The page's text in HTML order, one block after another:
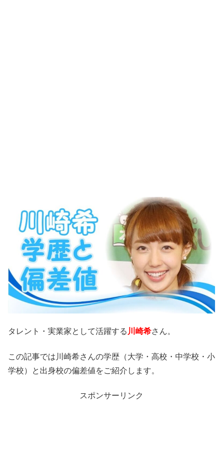
タレント・実業家として活躍する 川崎希さん。
この記事では川崎希さんの学歴（大学・高校・中学校・小
学校）と出身校の偏差値をご紹介します。
スポンサーリンク